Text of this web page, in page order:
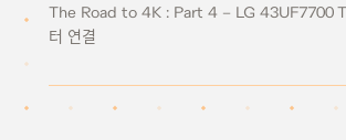
The Road to 4K : Part 4 – LG 43UF7700
터 연결